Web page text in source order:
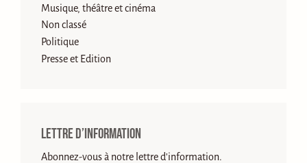
Musique, théâtre et cinéma
Non classé
Politique
Presse et Edition
Lettre d’information
Abonnez-vous à notre lettre d'information.